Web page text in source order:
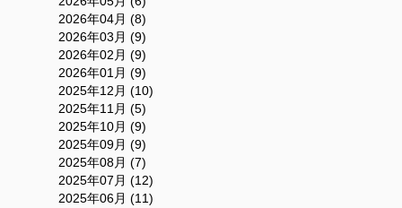
2026年04月 (8)
2026年03月 (9)
2026年02月 (9)
2026年01月 (9)
2025年12月 (10)
2025年11月 (5)
2025年10月 (9)
2025年09月 (9)
2025年08月 (7)
2025年07月 (12)
2025年06月 (11)